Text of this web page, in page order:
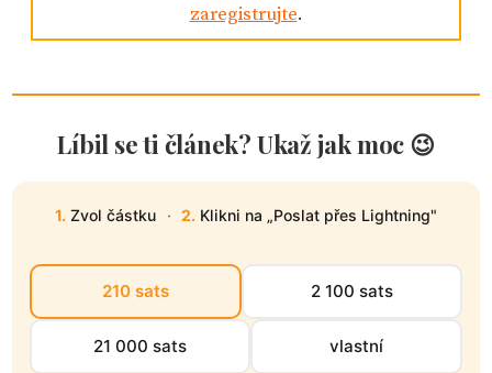
zaregistrujte.
Líbil se ti článek? Ukaž jak moc 😉
1.Zvol částku · 2. Klikni na „Poslat přes Lightning"
210 sats 2 100 sats
21 000 sats vlastní